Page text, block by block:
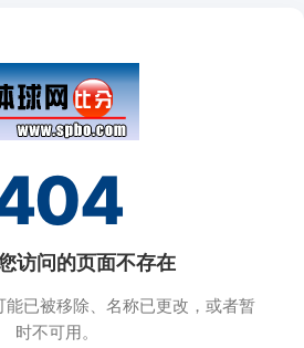
访问的页面不存在
已被移除、名称已更改，或者暂
时不可用。